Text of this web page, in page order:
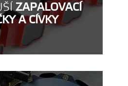
ZAPALOVACÍ
A CÍVKY